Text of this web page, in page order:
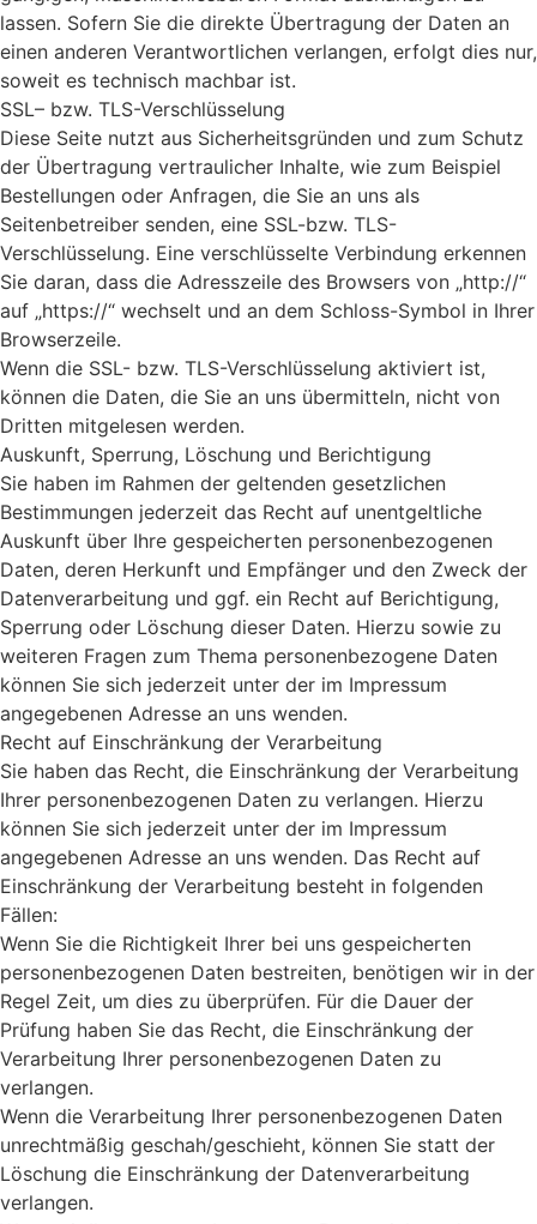
lassen. Sofern Sie die direkte Übertragung der Daten an
einen anderen Verantwortlichen verlangen, erfolgt dies nur,
soweit es technisch machbar ist.
SSL– bzw. TLS-Verschlüsselung
Diese Seite nutzt aus Sicherheitsgründen und zum Schutz
der Übertragung vertraulicher Inhalte, wie zum Beispiel
Bestellungen oder Anfragen, die Sie an uns als
Seitenbetreiber senden, eine SSL-bzw. TLS-
Verschlüsselung. Eine verschlüsselte Verbindung erkennen
Sie daran, dass die Adresszeile des Browsers von „http://“
auf „https://“ wechselt und an dem Schloss-Symbol in Ihrer
Browserzeile.
Wenn die SSL- bzw. TLS-Verschlüsselung aktiviert ist,
können die Daten, die Sie an uns übermitteln, nicht von
Dritten mitgelesen werden.
Auskunft, Sperrung, Löschung und Berichtigung
Sie haben im Rahmen der geltenden gesetzlichen
Bestimmungen jederzeit das Recht auf unentgeltliche
Auskunft über Ihre gespeicherten personenbezogenen
Daten, deren Herkunft und Empfänger und den Zweck der
Datenverarbeitung und ggf. ein Recht auf Berichtigung,
Sperrung oder Löschung dieser Daten. Hierzu sowie zu
weiteren Fragen zum Thema personenbezogene Daten
können Sie sich jederzeit unter der im Impressum
angegebenen Adresse an uns wenden.
Recht auf Einschränkung der Verarbeitung
Sie haben das Recht, die Einschränkung der Verarbeitung
Ihrer personenbezogenen Daten zu verlangen. Hierzu
können Sie sich jederzeit unter der im Impressum
angegebenen Adresse an uns wenden. Das Recht auf
Einschränkung der Verarbeitung besteht in folgenden
Fällen:
Wenn Sie die Richtigkeit Ihrer bei uns gespeicherten
personenbezogenen Daten bestreiten, benötigen wir in der
Regel Zeit, um dies zu überprüfen. Für die Dauer der
Prüfung haben Sie das Recht, die Einschränkung der
Verarbeitung Ihrer personenbezogenen Daten zu
verlangen.
Wenn die Verarbeitung Ihrer personenbezogenen Daten
unrechtmäßig geschah/geschieht, können Sie statt der
Löschung die Einschränkung der Datenverarbeitung
verlangen.